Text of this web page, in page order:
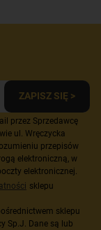
ZAPISZ SIĘ >
przez Sprzedawcę
ul. Wręczycka
przepisów
elektroniczną, w
elektronicznej.
sklepu
sklepu
Sp.J. Dane są lub